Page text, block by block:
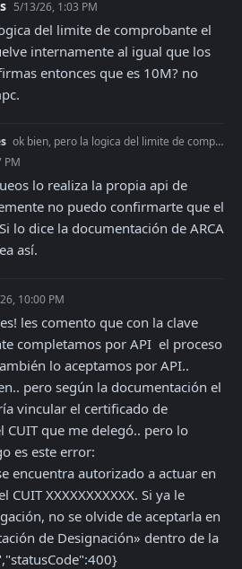
5/13/26, 1:03 PM
del limite de comprobante el
internamente al igual que los
entonces que es 10M? no
ok bien, pero la logica del limite de comprobante el afipsdk ya la resuelve internamente al igual que los montos? me confirmas entonces que es 10M? no quiero pi
PM
lo realiza la propia api de
no puedo confirmarte que el
lo dice la documentación de ARCA
así.
10:00 PM
les comento que con la clave
completamos por API  el proceso
lo aceptamos por API..
pero según la documentación el
vincular el certificado de
CUIT que me delegó.. pero lo
es este error:
encuentra autorizado a actuar en
CUIT XXXXXXXXXXX. Si ya le
no se olvide de aceptarla en
de Designación» dentro de la